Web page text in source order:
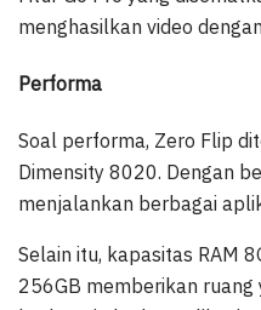
menghasilkan video
Performa
Soal performa, Zero Flip
Dimensity 8020. Dengan
menjalankan berbagai
Selain itu, kapasitas RAM
256GB memberikan